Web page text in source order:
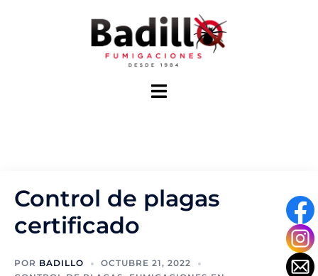
Alternar
Control de plagas
certificado
POR BADILLO
OCTUBRE 21, 2022